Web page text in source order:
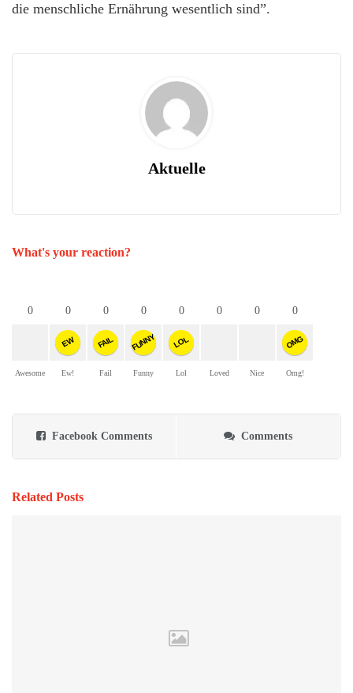
die menschliche Ernährung wesentlich sind”.
Aktuelle
What's your reaction?
0
Awesome
0
EW
Ew!
0
FAIL
Fail
0
FUNNY
Funny
0
LOL
Lol
0
Loved
0
Nice
0
OMG
Omg!
Facebook Comments Comments
Related Posts